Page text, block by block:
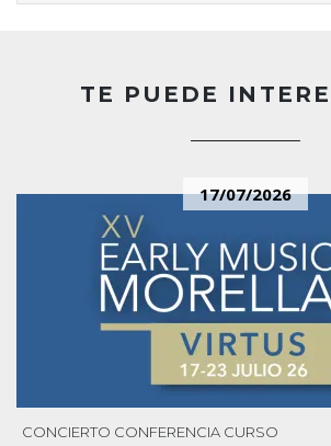
TE PUEDE
17/07/2026
CONCIERTO CONFERENCIA CURSO